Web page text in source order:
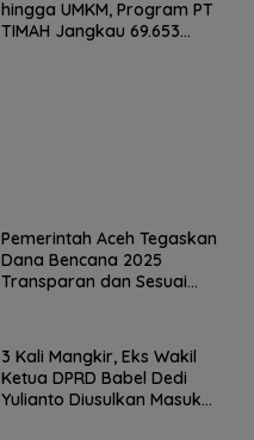
hingga UMKM, Program PT
TIMAH Jangkau 69.653
Pemerintah Aceh Tegaskan
Dana Bencana 2025
Transparan dan Sesuai
3 Kali Mangkir, Eks Wakil
Ketua DPRD Babel Dedi
Yulianto Diusulkan Masuk